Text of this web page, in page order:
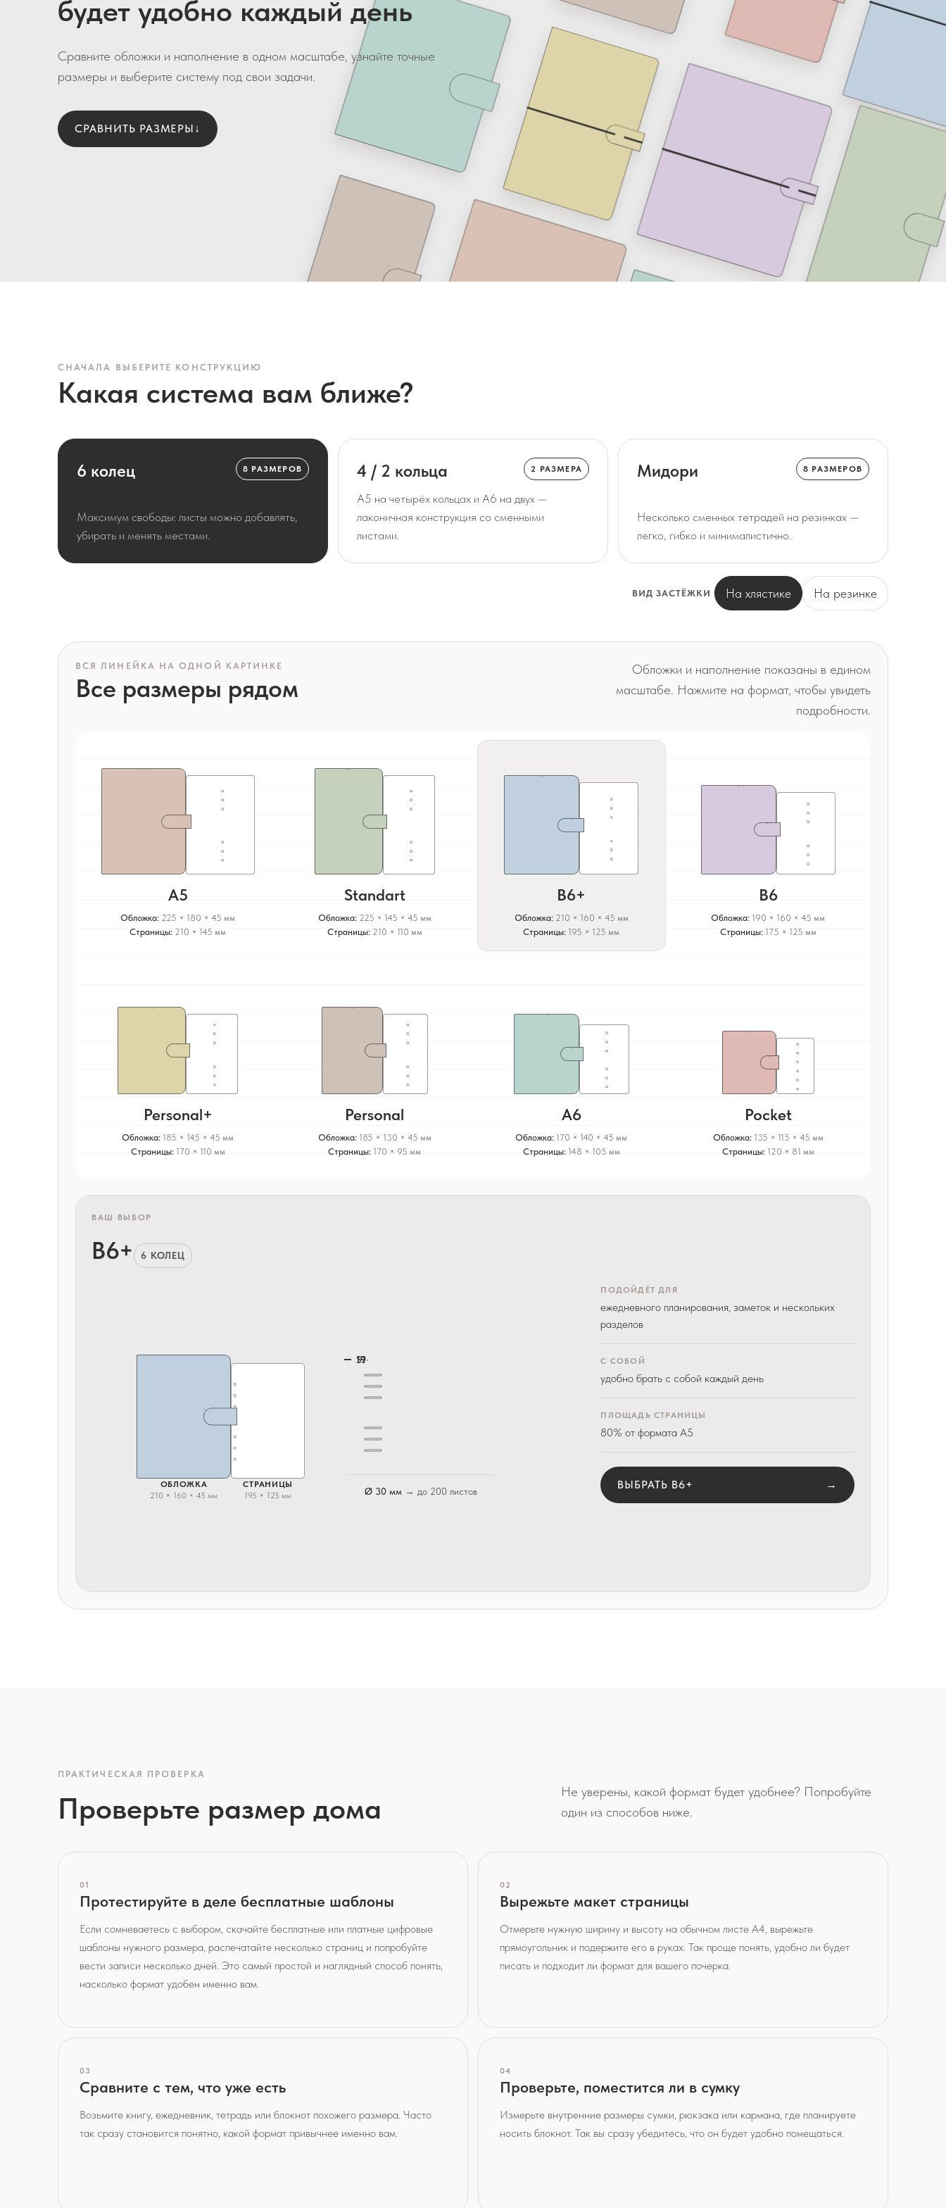
будет удобно каждый день
Сравните обложки и наполнение в одном масштабе, узнайте точные
размеры и выберите систему под свои задачи.
СРАВНИТЬ РАЗМЕРЫ ↓
СНАЧАЛА ВЫБЕРИТЕ КОНСТРУКЦИЮ
Какая система вам ближе?
6 колец 8 РАЗМЕРОВ
Максимум свободы: листы можно добавлять,
убирать и менять местами.
4 / 2 кольца 2 РАЗМЕРА
A5 на четырёх кольцах и A6 на двух —
лаконичная конструкция со сменными
листами.
Мидори 8 РАЗМЕРОВ
Несколько сменных тетрадей на резинках —
легко, гибко и минималистично.
ВИД ЗАСТЁЖКИ На хлястике На резинке
ВСЯ ЛИНЕЙКА НА ОДНОЙ КАРТИНКЕ
Все размеры рядом
Обложки и наполнение показаны в едином
масштабе. Нажмите на формат, чтобы увидеть
подробности.
A5
Обложка: 225 × 180 × 45 мм
Страницы: 210 × 145 мм
Standart
Обложка:225 × 145 × 45 мм
Страницы:210 × 110 мм
B6+
Обложка:210 × 160 × 45 мм
Страницы: 195 × 125 мм
B6
Обложка: 190 × 160 × 45 мм
Страницы:175 × 125 мм
Personal+
Обложка: 185 × 145 × 45 мм
Страницы:170 × 110 мм
Personal
Обложка:185 × 130 × 45 мм
Страницы: 170 × 95 мм
A6
Обложка: 170 × 140 × 45 мм
Страницы:148 × 105 мм
Pocket
Обложка:135 × 115 × 45 мм
Страницы:120 × 81 мм
ВАШ ВЫБОР
B6+ 6 КОЛЕЦ
ОБЛОЖКА
210 × 160 × 45 мм
СТРАНИЦЫ
195 × 125 мм
19
19
51
19
19
Ø 30 мм → до 200 листов
ПОДОЙДЁТ ДЛЯ
ежедневного планирования, заметок и нескольких
разделов
С СОБОЙ
удобно брать с собой каждый день
ПЛОЩАДЬ СТРАНИЦЫ
80% от формата A5
ВЫБРАТЬ B6+ →
ПРАКТИЧЕСКАЯ ПРОВЕРКА
Проверьте размер дома
Не уверены, какой формат будет удобнее? Попробуйте
один из способов ниже.
01
Протестируйте в деле бесплатные шаблоны
Если сомневаетесь с выбором, скачайте бесплатные или платные цифровые
шаблоны нужного размера, распечатайте несколько страниц и попробуйте
вести записи несколько дней. Это самый простой и наглядный способ понять,
насколько формат удобен именно вам.
02
Вырежьте макет страницы
Отмерьте нужную ширину и высоту на обычном листе A4, вырежьте
прямоугольник и подержите его в руках. Так проще понять, удобно ли будет
писать и подходит ли формат для вашего почерка.
03
Сравните с тем, что уже есть
Возьмите книгу, ежедневник, тетрадь или блокнот похожего размера. Часто
так сразу становится понятно, какой формат привычнее именно вам.
04
Проверьте, поместится ли в сумку
Измерьте внутренние размеры сумки, рюкзака или кармана, где планируете
носить блокнот. Так вы сразу убедитесь, что он будет удобно помещаться.